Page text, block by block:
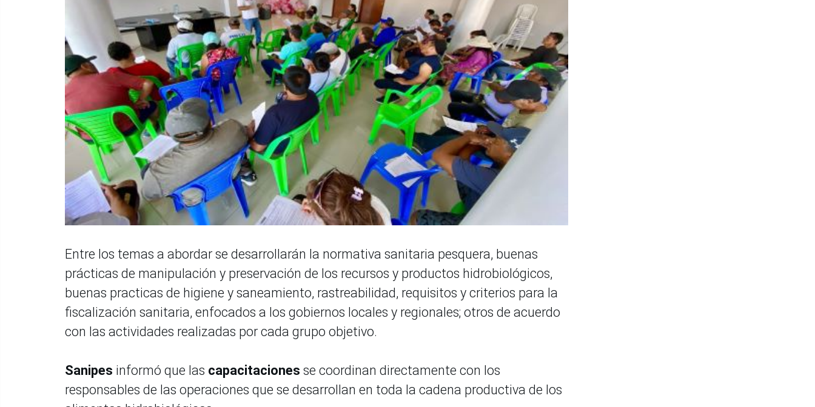
Entre los temas a abordar se desarrollarán la normativa sanitaria pesquera, buenas
prácticas de manipulación y preservación de los recursos y productos hidrobiológicos,
buenas practicas de higiene y saneamiento, rastreabilidad, requisitos y criterios para la
fiscalización sanitaria, enfocados a los gobiernos locales y regionales; otros de acuerdo
con las actividades realizadas por cada grupo objetivo.
Sanipes informó que las capacitaciones se coordinan directamente con los
responsables de las operaciones que se desarrollan en toda la cadena productiva de los